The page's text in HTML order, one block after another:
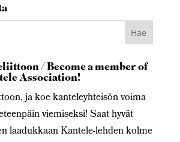
/ Become a member of
Association!
ja koe kanteleyhteisön voima
viemiseksi! Saat hyvät
laadukkaan Kantele-lehden kolme